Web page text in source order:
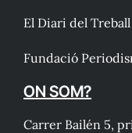
El Diari del Treball
Fundació
ON SOM?
Carrer Bailén 5,